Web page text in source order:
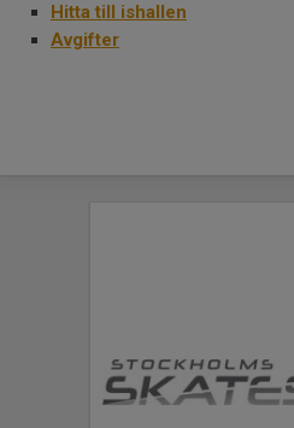
Hitta till ishallen
Avgifter